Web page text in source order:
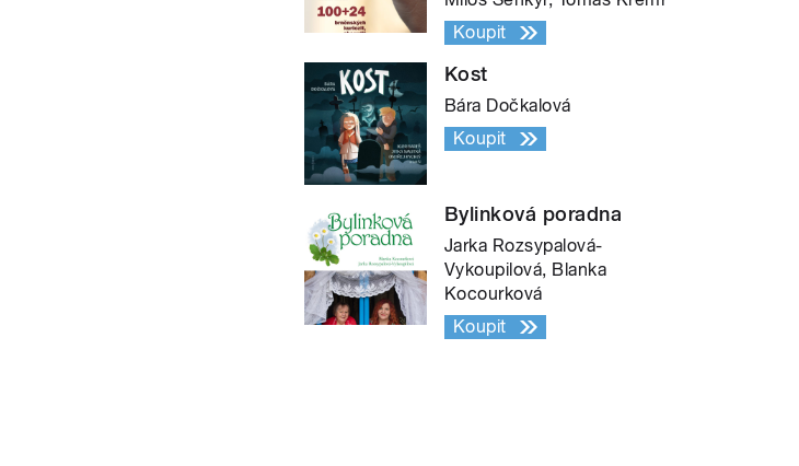
Koupit
Kost
Bára Dočkalová
Koupit
Bylinková poradna
Jarka Rozsypalová-
Vykoupilová, Blanka
Kocourková
Koupit